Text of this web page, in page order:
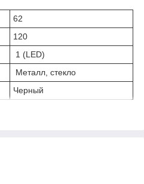
62
120
1 (LED)
Металл, стекло
Черный